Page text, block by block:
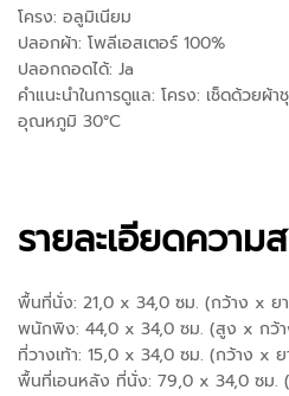
โครง: อลูมิเนียม
ปลอกผ้า: โพลีเอสเตอร์ 100%
ปลอกถอดได้: Ja
คำแนะนำในการดูแล: โครง: เช็ดด้วย
อุณหภูมิ 30°C
รายละเอียดความ
พื้นที่นั่ง: 21,0 x 34,0 ซม. (กว้าง x ย
พนักพิง: 44,0 x 34,0 ซม. (สูง x กว้
ที่วางเท้า: 15,0 x 34,0 ซม. (กว้าง x ย
พื้นที่เอนหลัง ที่นั่ง: 79,0 x 34,0 ซม.